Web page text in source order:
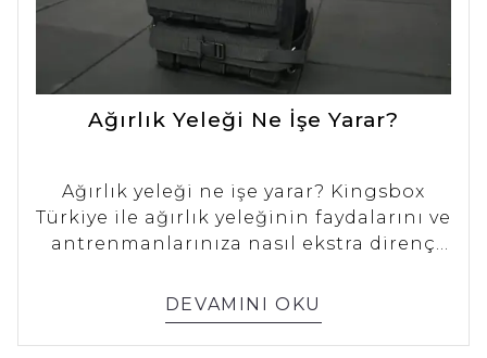
Ağırlık Yeleği Ne İşe Yarar?
Ağırlık yeleği ne işe yarar? Kingsbox
Türkiye ile ağırlık yeleğinin faydalarını ve
antrenmanlarınıza nasıl ekstra direnç
dayanıklılık ve performansınızı artırın.
DEVAMINI OKU